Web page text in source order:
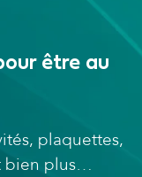
être au
plaquettes,
bien plus…